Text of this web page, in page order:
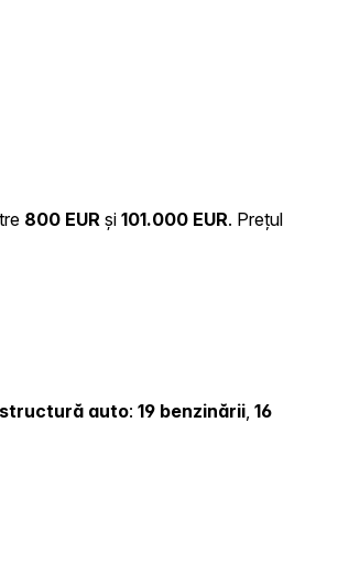
800 EUR și 101.000 EUR. Prețul
auto: 19 benzinării, 16